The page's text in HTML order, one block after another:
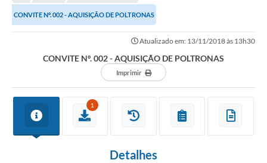
Conselhos de Educação
Terceiro Setor
CONVITE Nº. 002 - AQUISIÇÃO DE POLTRONAS
Atualizado em: 13/11/2018 às 13h30
CONVITE Nº. 002 - AQUISIÇÃO DE POLTRONAS
Imprimir
1
Detalhes